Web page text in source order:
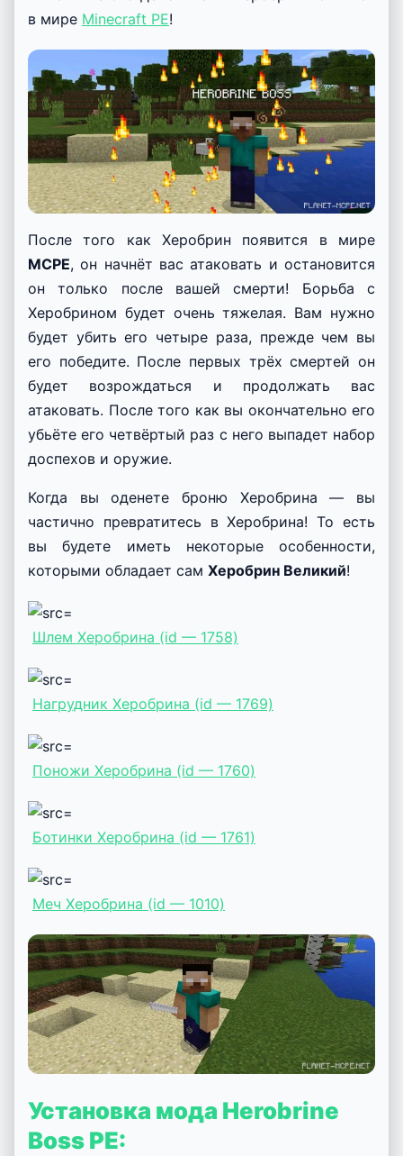
в мире Minecraft PE!
После того как Херобрин появится в мире
MCPE, он начнёт вас атаковать и остановится
он только после вашей смерти! Борьба с
Херобрином будет очень тяжелая. Вам нужно
будет убить его четыре раза, прежде чем вы
его победите. После первых трёх смертей он
будет возрождаться и продолжать вас
атаковать. После того как вы окончательно его
убьёте его четвёртый раз с него выпадет набор
доспехов и оружие.
Когда вы оденете броню Херобрина — вы
частично превратитесь в Херобрина! То есть
вы будете иметь некоторые особенности,
которыми обладает сам Херобрин Великий!
Шлем Херобрина (id — 1758)
Нагрудник Херобрина (id — 1769)
Поножи Херобрина (id — 1760)
Ботинки Херобрина (id — 1761)
Меч Херобрина (id — 1010)
Установка мода Herobrine
Boss PE: